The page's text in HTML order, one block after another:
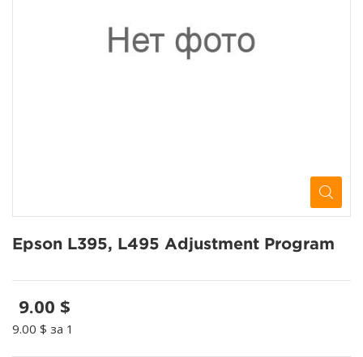
Epson L395, L495 Adjustment Program
9.00 $
9.00 $ за 1